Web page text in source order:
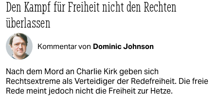
Den Kampf für Freiheit nicht den Rechten
überlassen
Kommentar von Dominic Johnson
Nach dem Mord an Charlie Kirk geben sich
Rechtsextreme als Verteidiger der Redefreiheit. Die freie
Rede meint jedoch nicht die Freiheit zur Hetze.